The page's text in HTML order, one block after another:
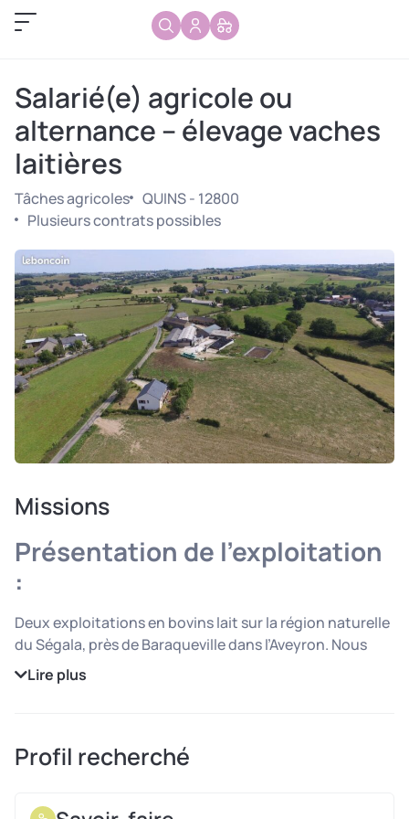
Salarié(e) agricole ou
alternance – élevage vaches
laitières
Tâches agricoles
QUINS - 12800
Plusieurs contrats possibles
Missions
Présentation de l’exploitation
:
Deux exploitations en bovins lait sur la région naturelle
du Ségala, près de Baraqueville dans l’Aveyron. Nous
recherchons un(e) salarié(e) ou un(e) alternant(e) 30 h
par semaine environ en complément de main-d’œuvre.
Missions :
Travaux des champs, récolte, conduite d’engins et
Lire plus
Profil recherché